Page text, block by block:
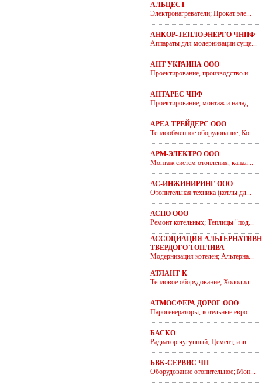
АЛЬЦЕСТ
Электронагреватели; Прокат эле...
АНКОР-ТЕПЛОЭНЕРГО ЧНПФ
Аппараты для модернизации суще...
АНТ УКРАИНА ООО
Проектирование, производство и...
АНТАРЕС ЧПФ
Проектирование, монтаж и налад...
АРЕА ТРЕЙДЕРС ООО
Теплообменное оборудование; Ко...
АРМ-ЭЛЕКТРО ООО
Монтаж систем отопления, канал...
АС-ИНЖИНИРИНГ ООО
Отопительная техника (котлы дл...
АСПО ООО
Ремонт котельных; Теплицы "под...
АССОЦИАЦИЯ
ТВЕРДОГО ТОПЛИВА
Модернизация котелен; Альтерна...
АТЛАНТ-К
Тепловое оборудование; Холодил...
АТМОСФЕРА ДОРОГ ООО
Парогенераторы, котельные евро...
БАСКО
Радиатор чугунный; Цемент, изв...
БВК-СЕРВИС ЧП
Оборудование отопительное; Мон...